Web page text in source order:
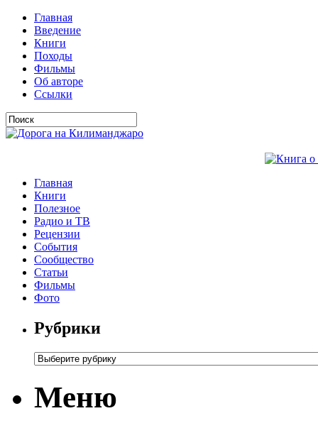
Главная
Введение
Книги
Походы
Фильмы
Об авторе
Ссылки
Главная
Книги
Полезное
Радио и ТВ
Рецензии
События
Сообщество
Статьи
Фильмы
Фото
Рубрики
Меню